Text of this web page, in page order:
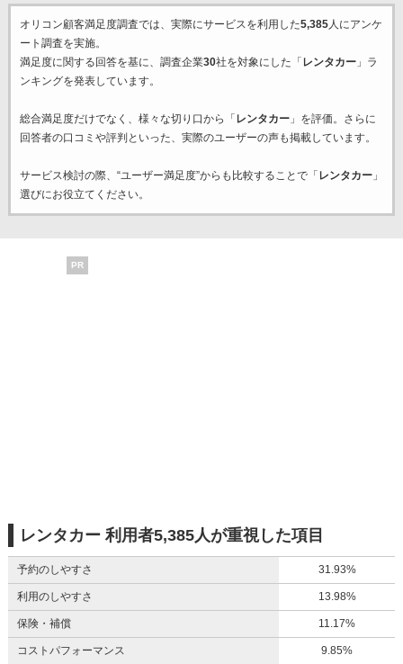
オリコン顧客満足度調査では、実際にサービスを利用した5,385人にアンケ
ート調査を実施。
満足度に関する回答を基に、調査企業30社を対象にした「 レンタカー」ラ
ンキングを発表しています。
総合満足度だけでなく、様々な切り口から「 レンタカー」を評価。さらに
回答者の口コミや評判といった、実際のユーザーの声も掲載しています。
サービス検討の際、“ユーザー満足度”からも比較することで「 レンタカー」
選びにお役立てください。
PR
レンタカー 利用者5,385人が重視した項目
予約のしやすさ 31.93%
利用のしやすさ 13.98%
保険・補償 11.17%
コストパフォーマンス 9.85%